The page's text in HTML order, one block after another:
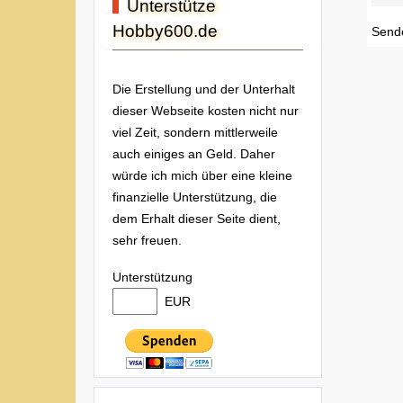
Unterstütze
Hobby600.de
Die Erstellung und der Unterhalt
dieser Webseite kosten nicht nur
viel Zeit, sondern mittlerweile
auch einiges an Geld. Daher
würde ich mich über eine kleine
finanzielle Unterstützung, die
dem Erhalt dieser Seite dient,
sehr freuen.
Unterstützung
EUR